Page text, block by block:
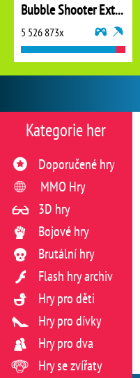
Kategorie her
Doporučené hry
MMO Hry
3D hry
Bojové hry
Brutální hry
Flash hry archiv
Hry pro děti
Hry pro dívky
Hry pro dva
Hry se zvířaty
Bubble Shooter Extreme
5 526 873x